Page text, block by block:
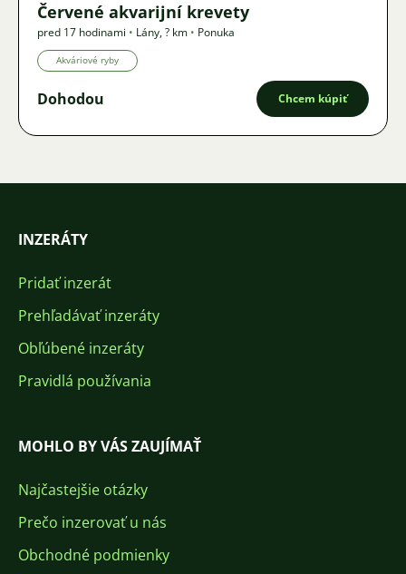
Červené akvarijní krevety
pred 17 hodinami • Lány,? km • Ponuka
Akváriové ryby
Dohodou Chcem kúpiť
INZERÁTY
Pridať inzerát
Prehľadávať inzeráty
Obľúbené inzeráty
Pravidlá používania
MOHLO BY VÁS ZAUJÍMAŤ
Najčastejšie otázky
Prečo inzerovať u nás
Obchodné podmienky